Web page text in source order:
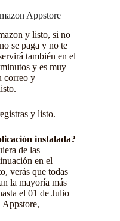
Appstore
y listo, si no
se paga y no te
también en el
y es muy
correo y
y listo.
instalada?
de las
en el
verás que todas
la mayoría más
el 01 de Julio
Appstore,